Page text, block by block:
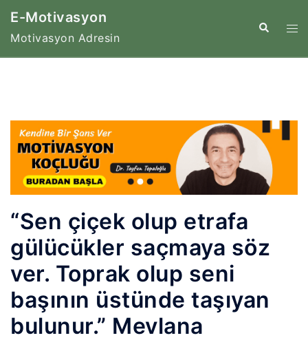
İçeriğe
E-Motivasyon
Motivasyon Adresin
Search
“Sen çiçek olup etrafa
gülücükler saçmaya söz
ver. Toprak olup seni
başının üstünde taşıyan
bulunur.” Mevlana